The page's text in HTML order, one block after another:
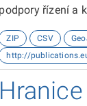
podpory řízení a
ZIP CSV
http://